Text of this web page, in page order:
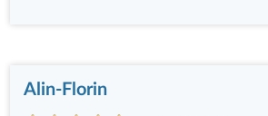
Alin-Florin